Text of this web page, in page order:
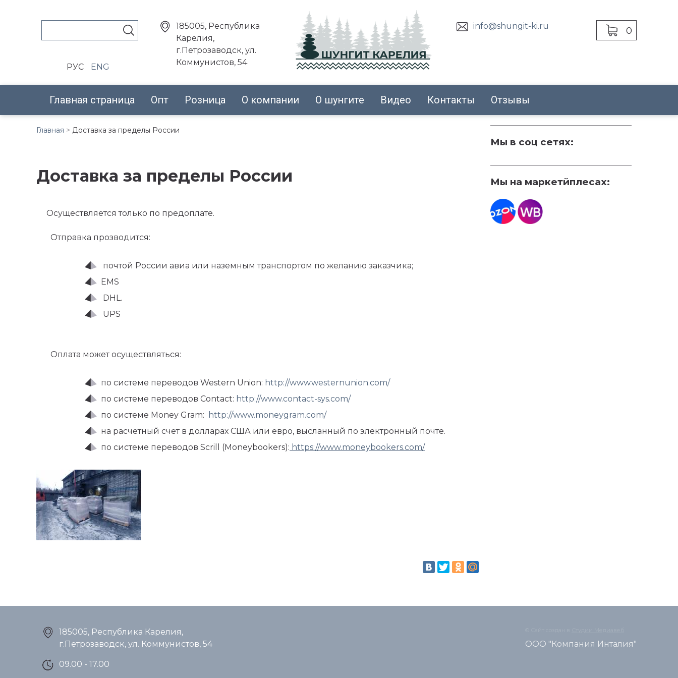
РУС ENG
185005, Республика
Карелия,
г.Петрозаводск, ул.
Коммунистов, 54
info@shungit-ki.ru 0
Главная страница Опт Розница О компании О шунгите Видео Контакты Отзывы
Главная > Доставка за пределы России
Доставка за пределы России
Осуществляется только по предоплате.
Отправка прозводится:
почтой России авиа или наземным транспортом по желанию заказчика;
EMS
DHL.
UPS
Оплата может осуществляться:
по системе переводов Western Union: http://www.westernunion.com/
по системе переводов Contact: http://www.contact-sys.com/
по системе Money Gram:
http://www.moneygram.com/
на расчетный счет в долларах США или евро, высланный по электронный почте.
по системе переводов Scrill (Moneybookers): https://www.moneybookers.com/
Мы в соц сетях:
Мы на маркетйплесах:
185005, Республика Карелия,
г.Петрозаводск, ул. Коммунистов, 54
09.00 - 17.00
ООО "Компания Инталия"